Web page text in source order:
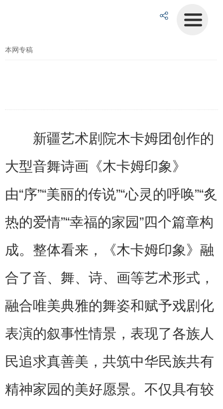
本网专稿
新疆艺术剧院木卡姆团创作的
大型音舞诗画《木卡姆印象》
由“序”“美丽的传说”“心灵的呼唤”“炙
热的爱情”“幸福的家园”四个篇章构
成。整体看来，《木卡姆印象》融
合了音、舞、诗、画等艺术形式，
融合唯美典雅的舞姿和赋予戏剧化
表演的叙事性情景，表现了各族人
民追求真善美，共筑中华民族共有
精神家园的美好愿景。不仅具有较